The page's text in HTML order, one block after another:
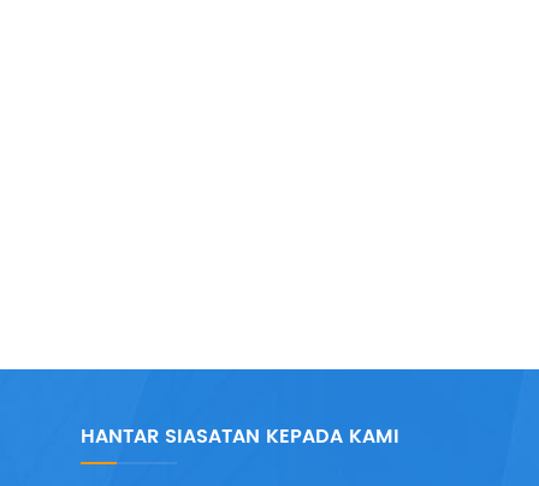
HANTAR SIASATAN KEPADA KAMI